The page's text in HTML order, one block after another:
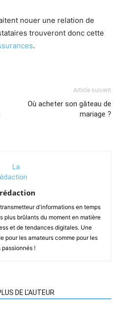
nouer une relation de
trouveront donc cette
.
Article suivant
Où acheter son gâteau de
mariage ?
d'informations en temps
plus brûlants du moment en matière
et de tendances digitales. Une
pour les amateurs comme pour les
passionnés !
DE L'AUTEUR